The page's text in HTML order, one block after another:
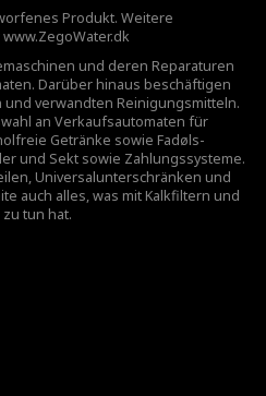
Produkt. Weitere
www.ZegoWater.dk
und deren Reparaturen
Darüber hinaus beschäftigen
verwandten Reinigungsmitteln.
an Verkaufsautomaten für
Getränke sowie Fadøls-
und Sekt sowie Zahlungssysteme.
Universalunterschränken und
auch alles, was mit Kalkfiltern und
tun hat.